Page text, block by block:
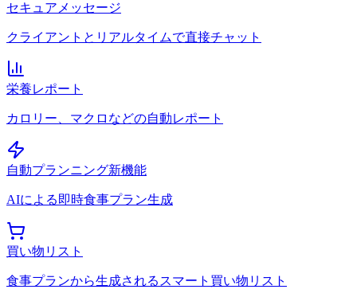
セキュアメッセージ
クライアントとリアルタイムで直接チャット
栄養レポート
カロリー、マクロなどの自動レポート
自動プランニング新機能
AIによる即時食事プラン生成
買い物リスト
食事プランから生成されるスマート買い物リスト